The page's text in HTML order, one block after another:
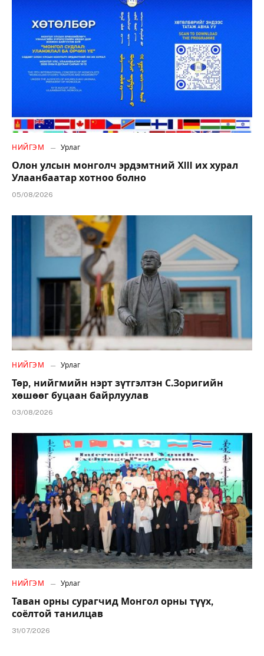
НИЙГЭМ Урлаг
Олон улсын монголч эрдэмтний XIII их хурал
Улаанбаатар хотноо болно
05/08/2026
НИЙГЭМ Урлаг
Төр, нийгмийн нэрт зүтгэлтэн С.Зоригийн
хөшөөг буцаан байрлуулав
03/08/2026
НИЙГЭМ Урлаг
Таван орны сурагчид Монгол орны түүх,
соёлтой танилцав
31/07/2026